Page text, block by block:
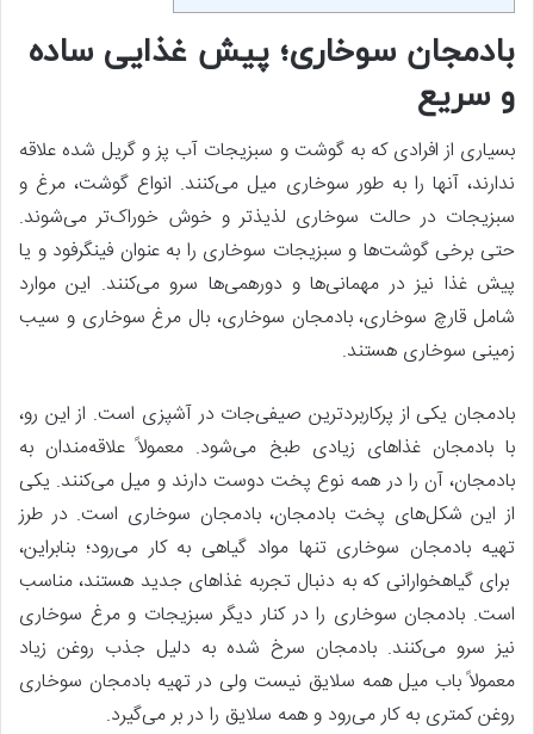
بادمجان سوخاری؛ پیش غذایی ساده
و سریع
بسیاری از افرادی که به گوشت و سبزیجات آب پز و گریل شده علاقه
ندارند، آنها را به طور سوخاری میل می‌کنند. انواع گوشت، مرغ و
سبزیجات در حالت سوخاری لذیذتر و خوش خوراک‌تر می‌شوند.
حتی برخی گوشت‌ها و سبزیجات سوخاری را به عنوان فینگرفود و یا
پیش غذا نیز در مهمانی‌ها و دورهمی‌ها سرو می‌کنند. این موارد
شامل قارچ سوخاری، بادمجان سوخاری، بال مرغ سوخاری و سیب
زمینی سوخاری هستند.
بادمجان یکی از پرکاربردترین صیفی‌جات در آشپزی است. از این رو،
با بادمجان غذاهای زیادی طبخ می‌شود. معمولاً علاقه‌مندان به
بادمجان، آن را در همه نوع پخت دوست دارند و میل می‌کنند. یکی
از این شکل‌های پخت بادمجان، بادمجان سوخاری است. در طرز
تهیه بادمجان سوخاری تنها مواد گیاهی به کار می‌رود؛ بنابراین،
برای گیاهخوارانی که به دنبال تجربه غذاهای جدید هستند، مناسب
است. بادمجان سوخاری را در کنار دیگر سبزیجات و مرغ سوخاری
نیز سرو می‌کنند. بادمجان سرخ شده به دلیل جذب روغن زیاد
معمولاً باب میل همه سلایق نیست ولی در تهیه بادمجان سوخاری
روغن کمتری به کار می‌رود و همه سلایق را در بر می‌گیرد.